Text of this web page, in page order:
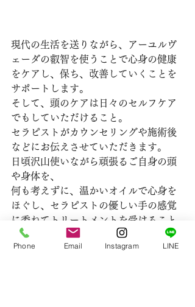
現代の生活を送りながら、アーユルヴ
ェーダの叡智を使うことで心身の健康
をケアし、保ち、改善していくことを
サポートします。
そして、頭のケアは日々のセルフケア
でもしていただけること。
セラピストがカウンセリングや施術後
などにお伝えさせていただきます。
日頃沢山使いながら頑張るご自身の頭
や身体を、
何も考えずに、温かいオイルで心身を
ほぐし、セラピストの優しい手の感覚
に委ねてトリートメントを受けること
はとても心地よく、そして満たされる
癒しの時間になると思います。
Phone Email Instagram LINE